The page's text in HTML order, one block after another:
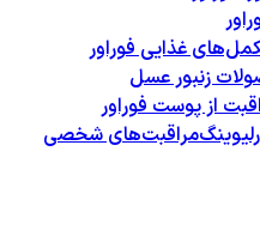
غذایی فوراور
زنبور عسل
از پوست فوراور
مراقبت‌های شخصی